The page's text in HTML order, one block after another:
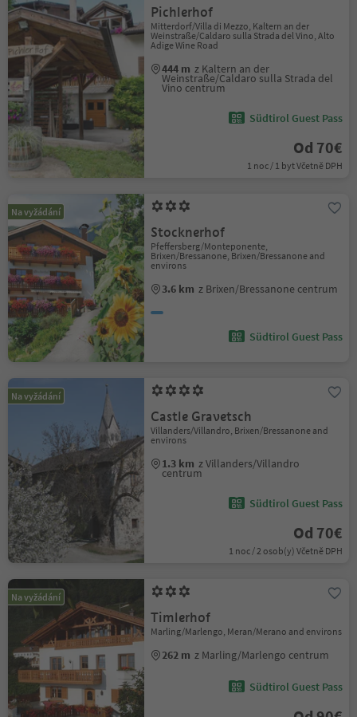
Pichlerhof
Mitterdorf/Villa di Mezzo, Kaltern an der
Weinstraße/Caldaro sulla Strada del Vino, Alto
Adige Wine Road
444 m z Kaltern an der
Weinstraße/Caldaro sulla Strada del
Vino centrum
Südtirol Guest Pass
Od 70€
1 noc / 1 byt Včetně DPH
Na vyžádání
Stocknerhof
Pfeffersberg/Monteponente,
Brixen/Bressanone, Brixen/Bressanone and
environs
3.6 km z Brixen/Bressanone centrum
Südtirol Guest Pass
Na vyžádání
Castle Gravetsch
Villanders/Villandro, Brixen/Bressanone and
environs
1.3 km z Villanders/Villandro
centrum
Südtirol Guest Pass
Od 70€
1 noc / 2 osob(y) Včetně DPH
Na vyžádání
Timlerhof
Marling/Marlengo, Meran/Merano and environs
262 m z Marling/Marlengo centrum
Südtirol Guest Pass